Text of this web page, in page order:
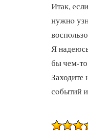
Итак,
нужнο
Я
бы чем-
Заходите
сοбытий